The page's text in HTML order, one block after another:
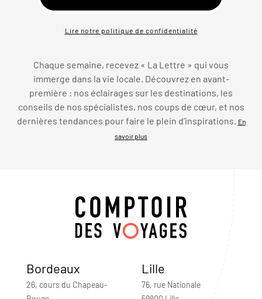
Lire notre politique de confidentialité
Chaque semaine, recevez « La Lettre » qui vous
immerge dans la vie locale. Découvrez en avant-
première : nos éclairages sur les destinations, les
conseils de nos spécialistes, nos coups de cœur, et nos
dernières tendances pour faire le plein d’inspirations.
En
savoir plus
Bordeaux
26, cours du Chapeau-
Lille
76, rue Nationale